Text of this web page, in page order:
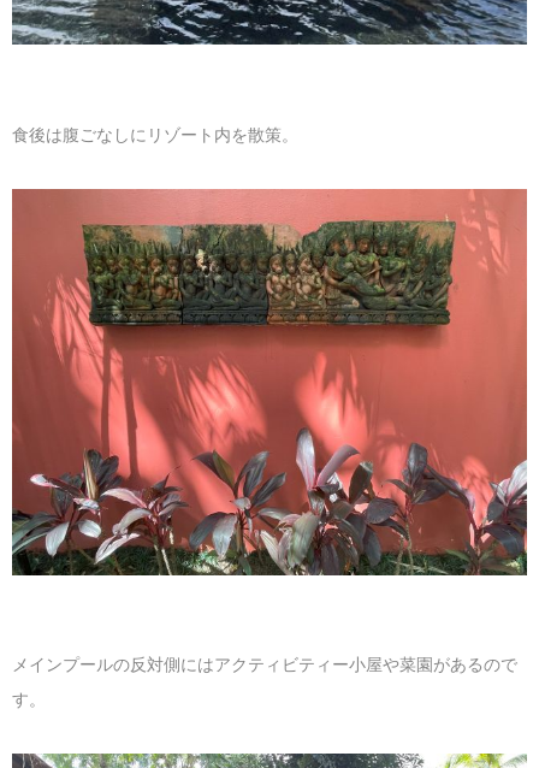
食後は腹ごなしにリゾート内を散策。
メインプールの反対側にはアクティビティー小屋や菜園があるので
す。